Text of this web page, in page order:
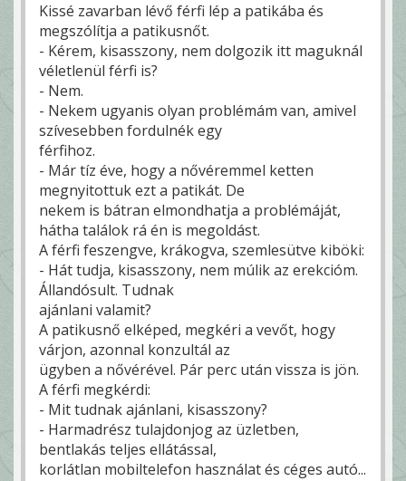
Kissé zavarban lévő férfi lép a patikába és
megszólítja a patikusnőt.
- Kérem, kisasszony, nem dolgozik itt maguknál
véletlenül férfi is?
- Nem.
- Nekem ugyanis olyan problémám van, amivel
szívesebben fordulnék egy
férfihoz.
- Már tíz éve, hogy a nővéremmel ketten
megnyitottuk ezt a patikát. De
nekem is bátran elmondhatja a problémáját,
hátha találok rá én is megoldást.
A férfi feszengve, krákogva, szemlesütve kiböki:
- Hát tudja, kisasszony, nem múlik az erekcióm.
Állandósult. Tudnak
ajánlani valamit?
A patikusnő elképed, megkéri a vevőt, hogy
várjon, azonnal konzultál az
ügyben a nővérével. Pár perc után vissza is jön.
A férfi megkérdi:
- Mit tudnak ajánlani, kisasszony?
- Harmadrész tulajdonjog az üzletben,
bentlakás teljes ellátással,
korlátlan mobiltelefon használat és céges autó...